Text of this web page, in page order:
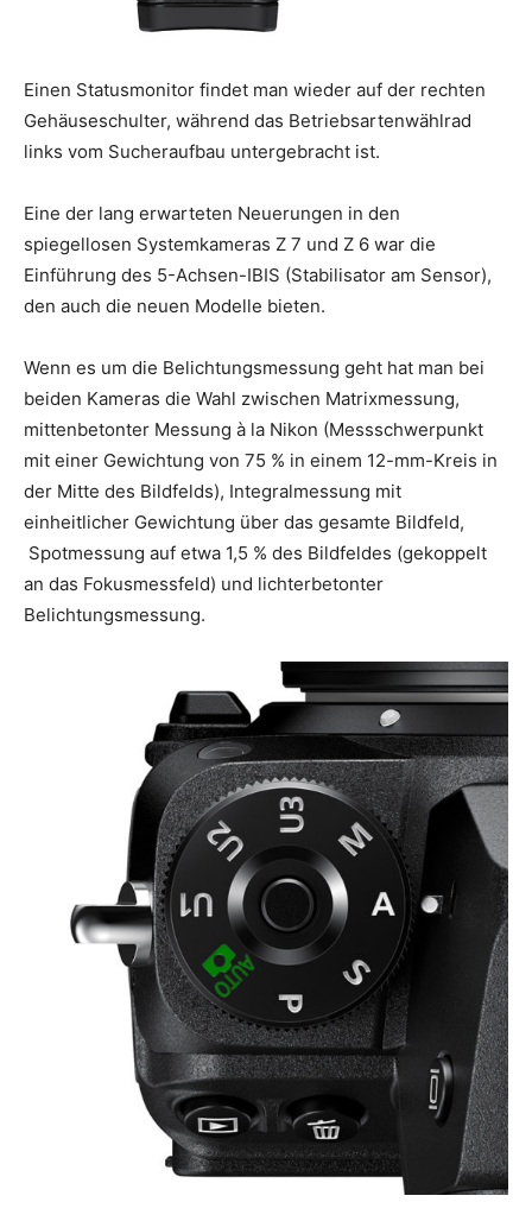
Einen Statusmonitor findet man wieder auf der rechten
Gehäuseschulter, während das Betriebsartenwählrad
links vom Sucheraufbau untergebracht ist.
Eine der lang erwarteten Neuerungen in den
spiegellosen Systemkameras Z 7 und Z 6 war die
Einführung des 5-Achsen-IBIS (Stabilisator am Sensor),
den auch die neuen Modelle bieten.
Wenn es um die Belichtungsmessung geht hat man bei
beiden Kameras die Wahl zwischen Matrixmessung,
mittenbetonter Messung à la Nikon (Messschwerpunkt
mit einer Gewichtung von 75 % in einem 12-mm-Kreis in
der Mitte des Bildfelds), Integralmessung mit
einheitlicher Gewichtung über das gesamte Bildfeld,
Spotmessung auf etwa 1,5 % des Bildfeldes (gekoppelt
an das Fokusmessfeld) und lichterbetonter
Belichtungsmessung.